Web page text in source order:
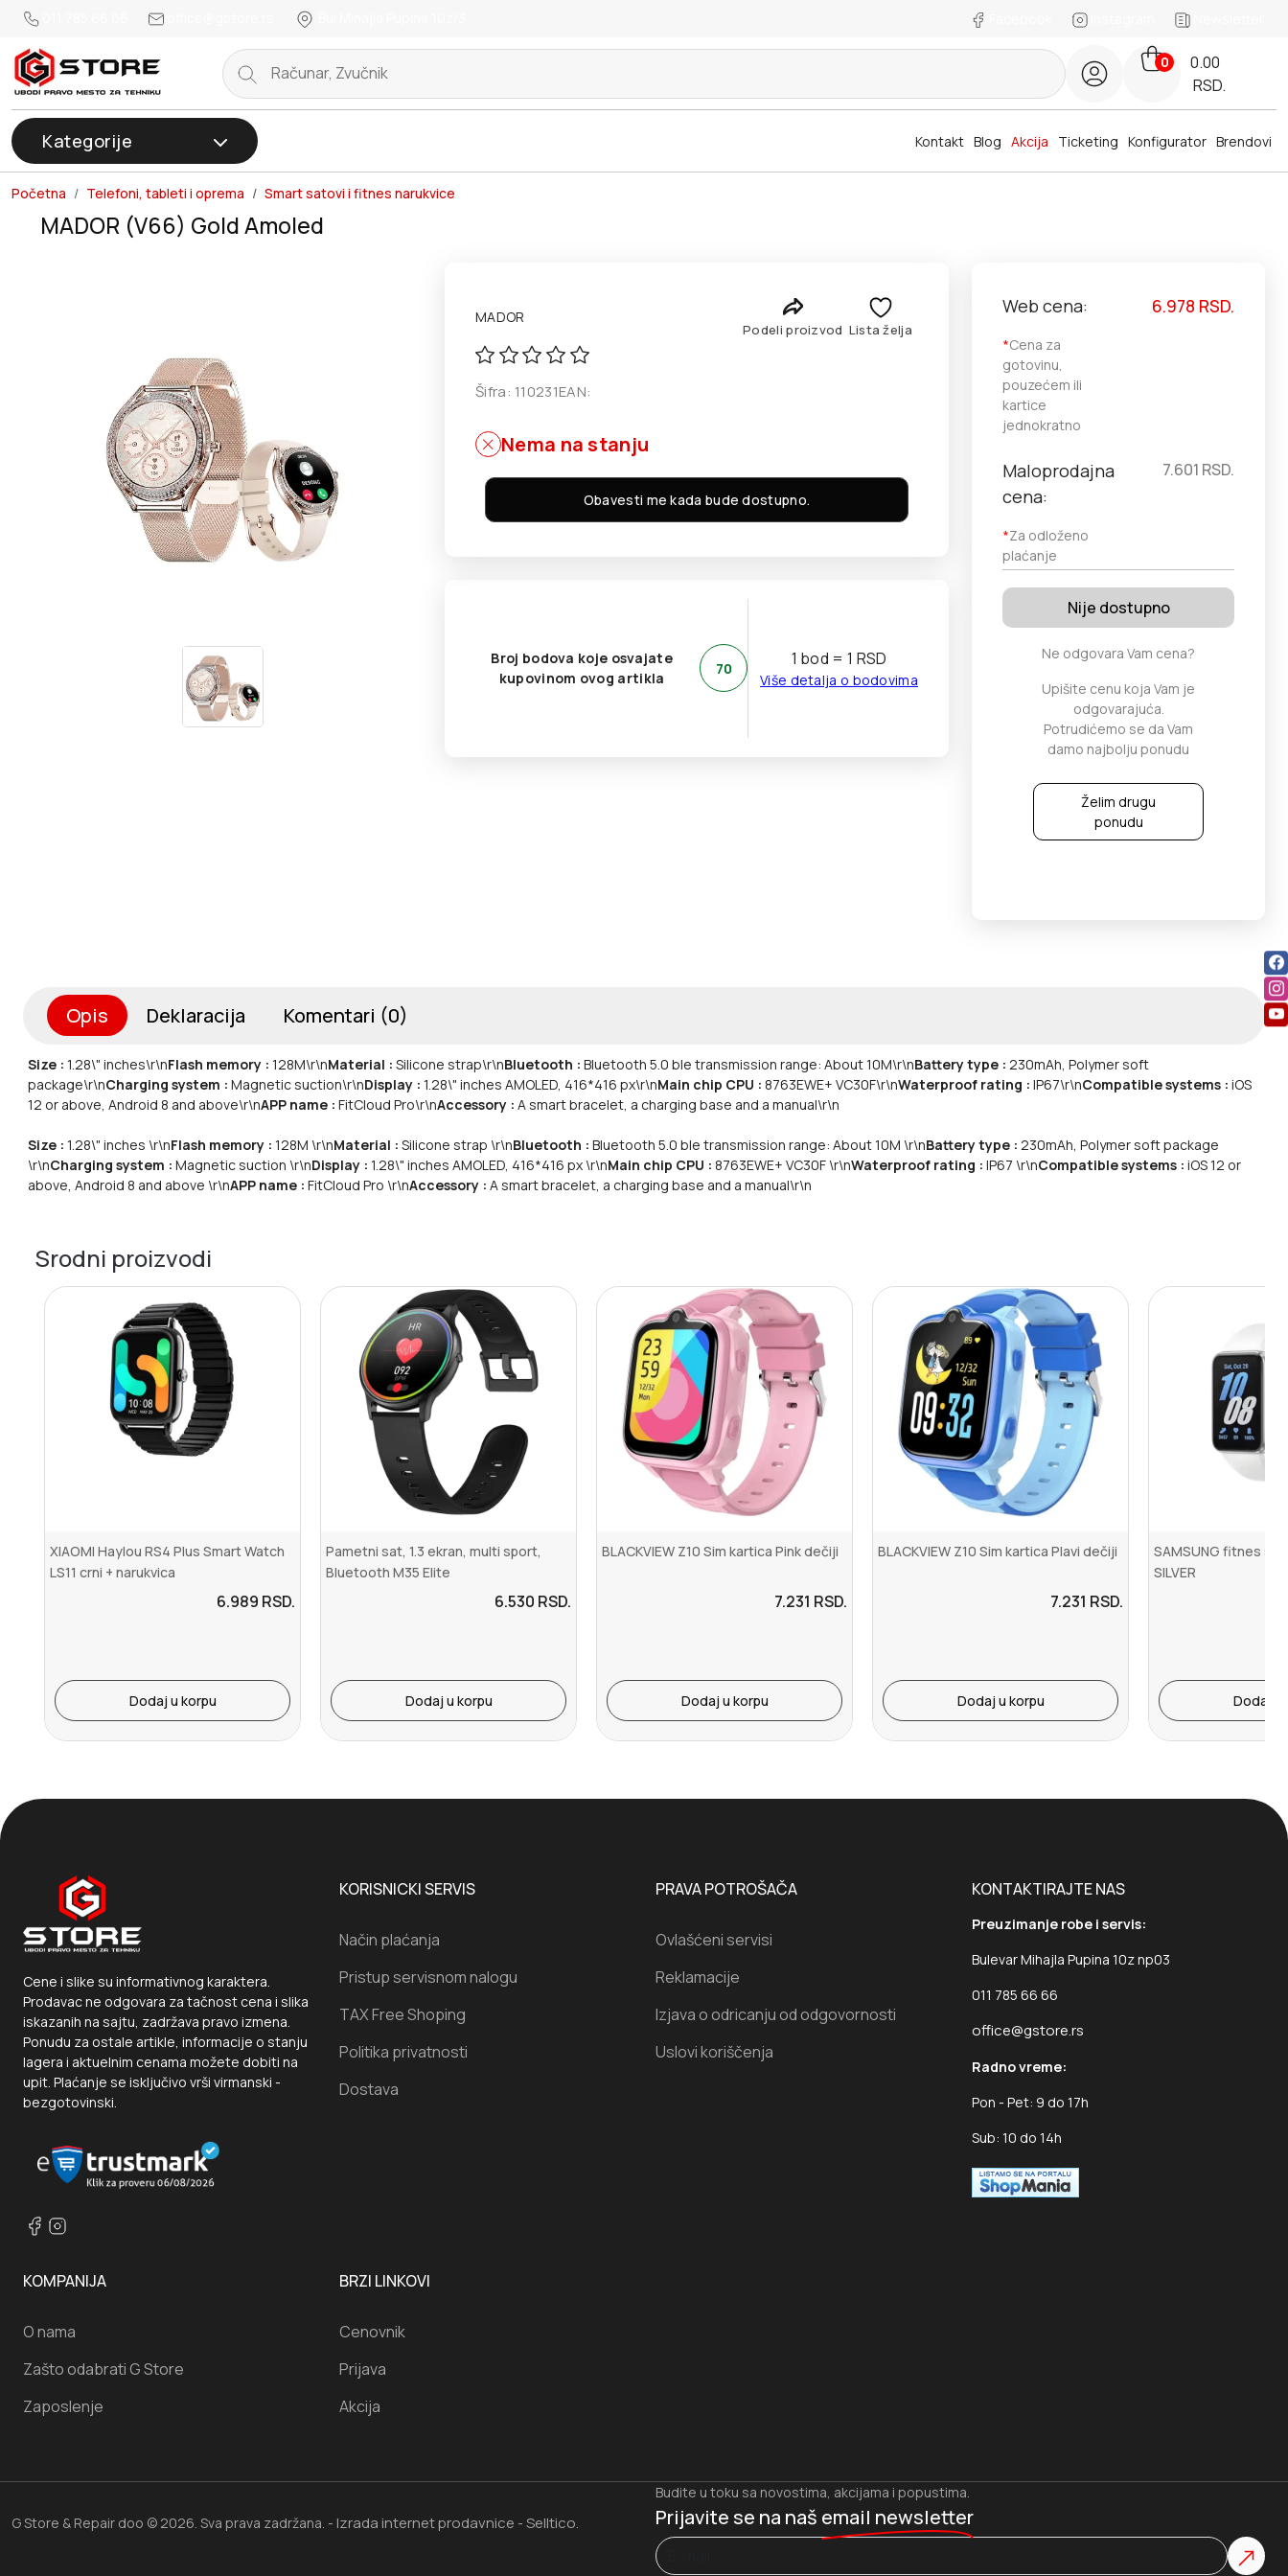
Instagram Newsletter
0
0.00
RSD.
Kategorije Brendovi
Blog Akcija
Kontakt Ticketing Konfigurator
Početna Telefoni, tableti i oprema Smart satovi i fitnes narukvice
MADOR (V66) Gold Amoled
MADOR
Podeli proizvod Lista želja
Šifra: 110231EAN:
Nema na stanju
Obavesti me kada bude dostupno.
Broj bodova koje osvajate
kupovinom ovog artikla
70 1 bod = 1 RSD
Više detalja o bodovima
Web cena:
*Cena za
gotovinu,
pouzećem ili
kartice
jednokratno
6.978 RSD.
Maloprodajna
cena:
*Za odloženo
plaćanje
7.601 RSD.
Nije dostupno
Ne odgovara Vam cena?
Upišite cenu koja Vam je
odgovarajuća.
Potrudićemo se da Vam
damo najbolju ponudu
Želim drugu
ponudu
Opis Deklaracija Komentari (0)
Size : 1.28\" inches\r\nFlash memory : 128M\r\nMaterial : Silicone strap\r\nBluetooth : Bluetooth 5.0 ble transmission range: About 10M\r\nBattery type : 230mAh, Polymer soft
package\r\nCharging system : Magnetic suction\r\nDisplay : 1.28\" inches AMOLED, 416*416 px\r\nMain chip CPU : 8763EWE+ VC30F\r\nWaterproof rating : IP67\r\nCompatible systems : iOS
12 or above, Android 8 and above\r\nAPP name : FitCloud Pro\r\nAccessory : A smart bracelet, a charging base and a manual\r\n
Size : 1.28\" inches \r\nFlash memory : 128M \r\nMaterial : Silicone strap \r\nBluetooth : Bluetooth 5.0 ble transmission range: About 10M \r\nBattery type : 230mAh, Polymer soft package
\r\nCharging system : Magnetic suction \r\nDisplay : 1.28\" inches AMOLED, 416*416 px \r\nMain chip CPU : 8763EWE+ VC30F \r\nWaterproof rating : IP67 \r\nCompatible systems : iOS 12 or
above, Android 8 and above \r\nAPP name : FitCloud Pro \r\nAccessory : A smart bracelet, a charging base and a manual\r\n
Srodni proizvodi
XIAOMI Haylou RS4 Plus Smart Watch
LS11 crni + narukvica
6.989 RSD.
Dodaj u korpu
Pametni sat, 1.3 ekran, multi sport,
Bluetooth M35 Elite
6.530 RSD.
Dodaj u korpu
BLACKVIEW Z10 Sim kartica Pink dečiji
7.231 RSD.
Dodaj u korpu
BLACKVIEW Z10 Sim kartica Plavi dečiji
7.231 RSD.
Dodaj u korpu
SAMSUNG fitnes
SILVER
Dodaj u
Cene i slike su informativnog karaktera.
Prodavac ne odgovara za tačnost cena i slika
iskazanih na sajtu, zadržava pravo izmena.
Ponudu za ostale artikle, informacije o stanju
lagera i aktuelnim cenama možete dobiti na
upit. Plaćanje se isključivo vrši virmanski -
bezgotovinski.
KORISNICKI SERVIS
Način plaćanja
Pristup servisnom nalogu
TAX Free Shoping
Politika privatnosti
Dostava
PRAVA POTROŠAČA
Ovlašćeni servisi
Reklamacije
Izjava o odricanju od odgovornosti
Uslovi koriščenja
KONTAKTIRAJTE NAS
Preuzimanje robe i servis:
Bulevar Mihajla Pupina 10z np03
011 785 66 66
office@gstore.rs
Radno vreme:
Pon - Pet: 9 do 17h
Sub: 10 do 14h
KOMPANIJA
O nama
Zašto odabrati G Store
Zaposlenje
BRZI LINKOVI
Cenovnik
Prijava
Akcija
G Store & Repair doo © 2026. Sva prava zadržana. - Izrada internet prodavnice - Selltico.
Budite u toku sa novostima, akcijama i popustima.
Prijavite se na naš email newsletter